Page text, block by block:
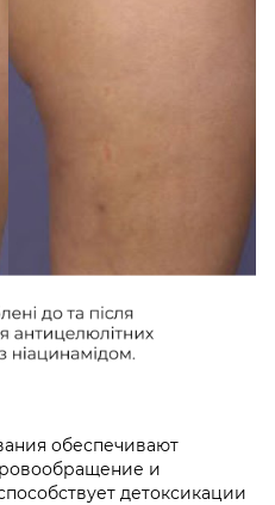
обеспечивают
и
детоксикации